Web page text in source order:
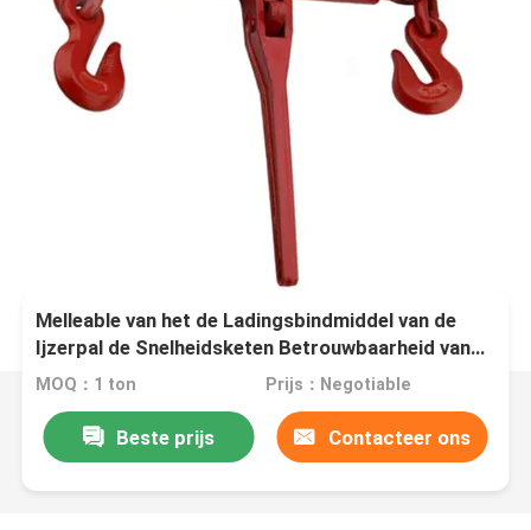
Melleable van het de Ladingsbindmiddel van de
Ijzerpal de Snelheidsketen Betrouwbaarheid van
de Bindmiddelenveiligheid
MOQ：1 ton Prijs：Negotiable
Beste prijs Contacteer ons